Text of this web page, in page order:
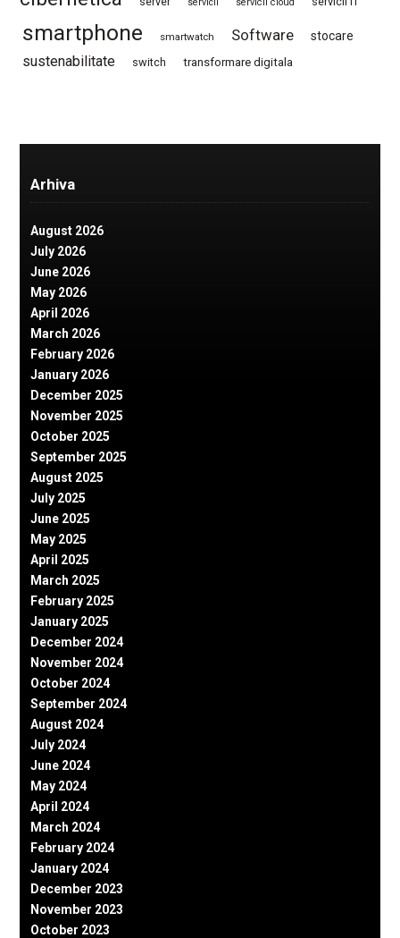
servicii servicii cloud
smartphone smartwatch Software stocare
sustenabilitate switch transformare digitala
Arhiva
August 2026
July 2026
June 2026
May 2026
April 2026
March 2026
February 2026
January 2026
December 2025
November 2025
October 2025
September 2025
August 2025
July 2025
June 2025
May 2025
April 2025
March 2025
February 2025
January 2025
December 2024
November 2024
October 2024
September 2024
August 2024
July 2024
June 2024
May 2024
April 2024
March 2024
February 2024
January 2024
December 2023
November 2023
October 2023